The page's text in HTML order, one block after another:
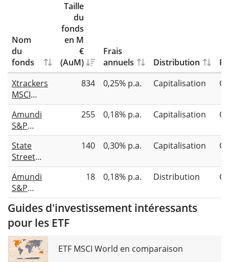
Nom
du
fonds
Taille
du
fonds
en M
€
(AuM)
Frais
annuels
Distribution
Xtrackers
MSCI
World
Consumer
Staples
UCITS ETF
1C
834 0,25% p.a. Capitalisation
Amundi
S&P
Global
Consumer
Staples
ESG UCITS
ETF DR
EUR (A)
255 0,18% p.a. Capitalisation
State
Street
SPDR
MSCI
World
Consumer
Staples
UCITS ETF
USD
140 0,30% p.a. Capitalisation
Amundi
S&P
Global
Consumer
Staples
ETF EUR
(D)
18 0,18% p.a. Distribution
Guides d'investissement intéressants
pour les ETF
ETF MSCI World en comparaison